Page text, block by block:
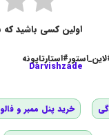
اولین کسی باشید
Darvishzade
خرید پنل ممبر و